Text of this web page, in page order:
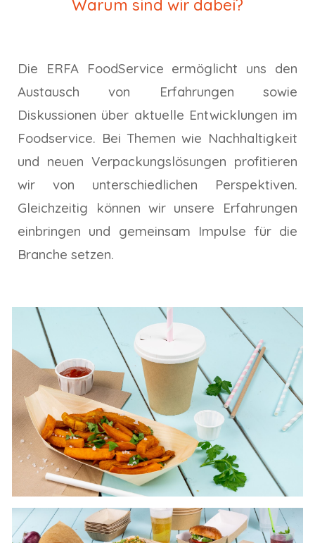
Warum sind wir dabei?
Die ERFA FoodService ermöglicht uns den
Austausch von Erfahrungen sowie
Diskussionen über aktuelle Entwicklungen im
Foodservice. Bei Themen wie Nachhaltigkeit
und neuen Verpackungslösungen profitieren
wir von unterschiedlichen Perspektiven.
Gleichzeitig können wir unsere Erfahrungen
einbringen und gemeinsam Impulse für die
Branche setzen.